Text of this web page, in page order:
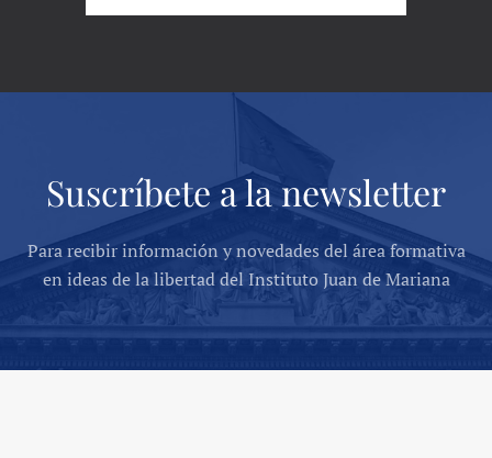
Suscríbete a la newsletter
Para recibir información y novedades del área formativa
en ideas de la libertad del Instituto Juan de Mariana